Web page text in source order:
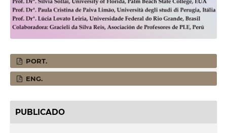
PORT.
ENG.
PUBLICADO